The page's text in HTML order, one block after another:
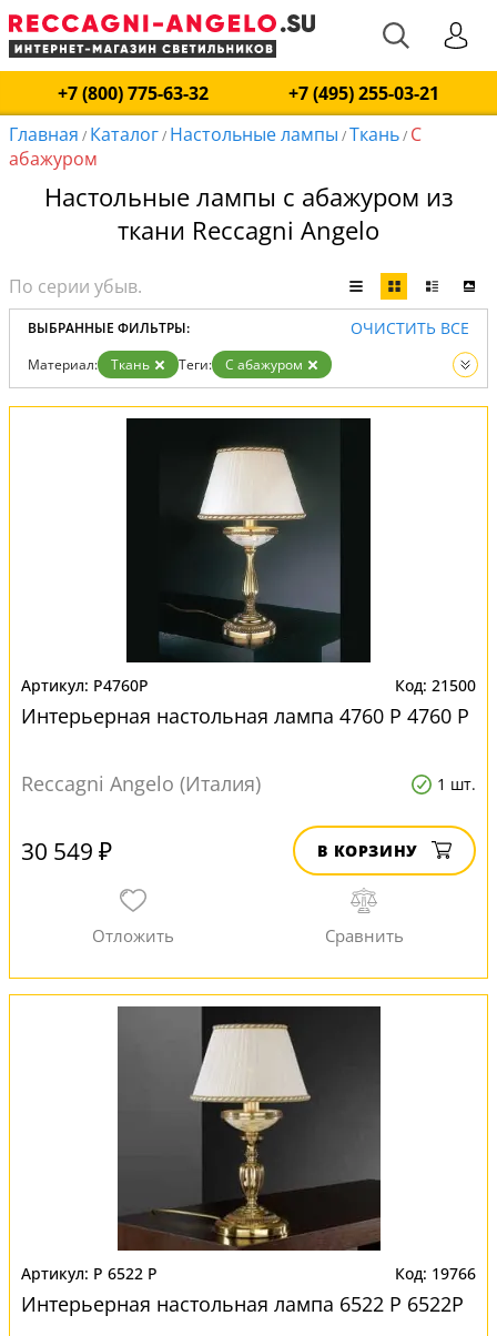
+7 (800) 775-63-32
+7 (495) 255-03-21
Главная / Каталог/ Настольные лампы /Ткань/ С
абажуром
Настольные лампы с абажуром из
ткани Reccagni Angelo
ВЫБРАННЫЕ ФИЛЬТРЫ: ОЧИСТИТЬ ВСЕ
Материал: Ткань Теги:
С абажуром
Вид:
Настольные лампы
P4760P 21500
Интерьерная настольная лампа 4760 P 4760 P
Reccagni Angelo (Италия) 1 шт.
30 549 ₽ В КОРЗИНУ
P 6522 P 19766
Интерьерная настольная лампа 6522 P 6522P